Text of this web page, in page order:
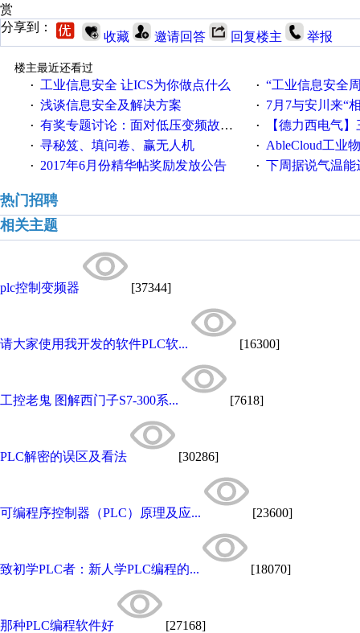
赏
分享到：
收藏 邀请回答 回复楼主 举报
楼主最近还看过
·
工业信息安全 让ICS为你做点什么 · “工业信息安全周之我见”
· 浅谈信息安全及解决方案 · 7月7与安川来“
· 有奖专题讨论：面对低压变频故障，老手是这样解决的！ · 【德力西电气】三
· 寻秘笈、填问卷、赢无人机 · AbleCloud工业物联
· 2017年6月份精华帖奖励发放公告 · 下周据说气温能
热门招聘
相关主题
plc控制变频器 [37344]
请大家使用我开发的软件PLC软... [16300]
工控老鬼 图解西门子S7-300系... [7618]
PLC解密的误区及看法 [30286]
可编程序控制器（PLC）原理及应... [23600]
致初学PLC者：新人学PLC编程的... [18070]
那种PLC编程软件好 [27168]